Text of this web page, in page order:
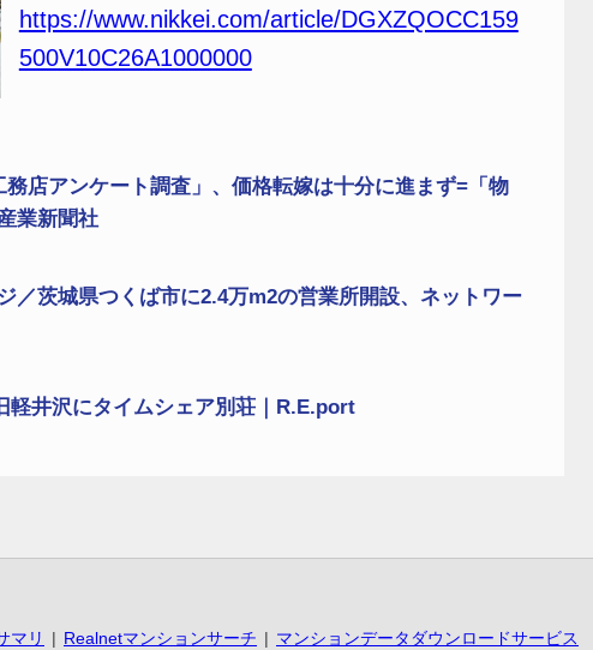
https://www.nikkei.com/article/DGXZQOCC159
500V10C26A1000000
務店アンケート調査」、価格転嫁は十分に進まず=「物
業新聞社
／茨城県つくば市に2.4万m2の営業所開設、ネットワー
軽井沢にタイムシェア別荘｜R.E.port
マリ Realnetマンションサーチ マンションデータダウンロードサービス